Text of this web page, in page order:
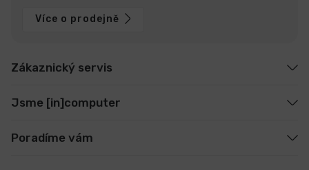
Více o prodejně
Zákaznický servis
Jsme [in]computer
Poradíme vám